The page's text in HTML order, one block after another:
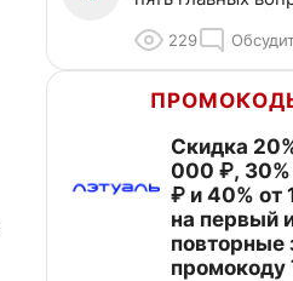
229
Скидка
000 ₽, 30%
₽ и 40% от
на первый
повторные